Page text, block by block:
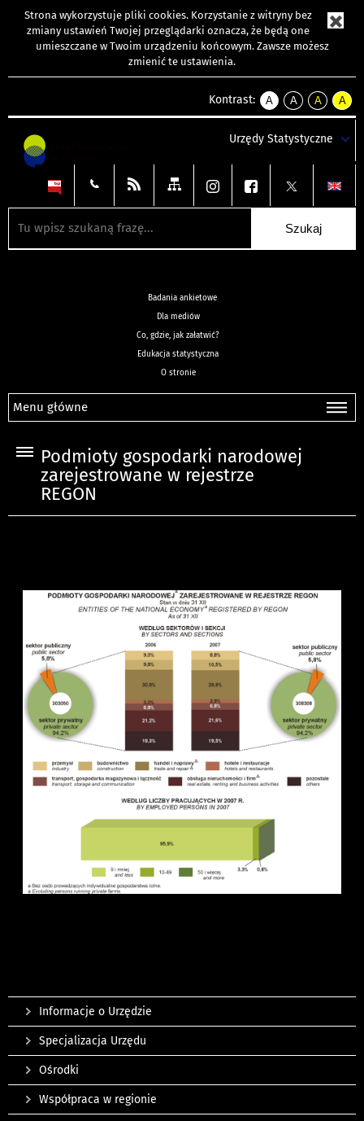
Strona wykorzystuje pliki cookies. Korzystanie z witryny bez
zmiany ustawień Twojej przeglądarki oznacza, że będą one
umieszczane w Twoim urządzeniu końcowym. Zawsze możesz
zmienić te ustawienia.
Kontrast:
A
kontrast
A
kontrast
tekst
czarnym
A
kontrast
tekst
czarnym
A
tekst
żółtym
Urzędy Statystyczne
Badania ankietowe
Dla mediów
Co, gdzie, jak załatwić?
Edukacja statystyczna
O stronie
Menu główne
Podmioty gospodarki narodowej
zarejestrowane w rejestrze
REGON
Informacje o Urzędzie
Specjalizacja Urzędu
Ośrodki
Współpraca w regionie